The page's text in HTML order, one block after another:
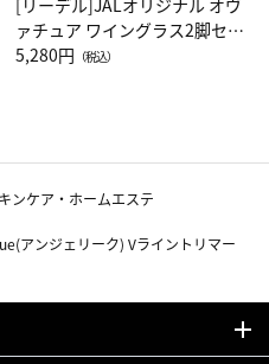
[リーデル]JALオリジナル オヴ
ァチュア ワイングラス2脚セッ
ト（レッドワイン）
5,280円 （税込）
ンケア・ホームエステ
アンジェリーク) Vライントリマー